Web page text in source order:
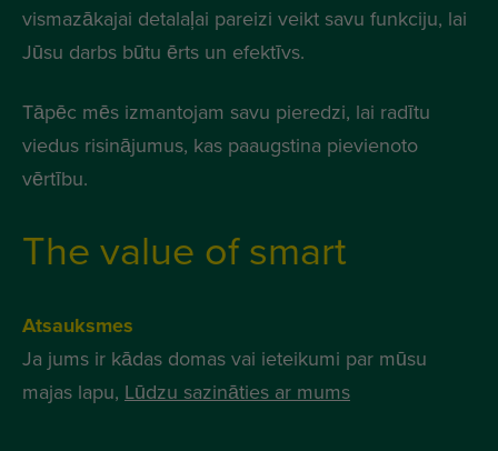
vismazākajai detalaļai pareizi veikt savu funkciju, lai
Jūsu darbs būtu ērts un efektīvs.
Tāpēc mēs izmantojam savu pieredzi, lai radītu
viedus risinājumus, kas paaugstina pievienoto
vērtību.
The value of smart
Atsauksmes
Ja jums ir kādas domas vai ieteikumi par mūsu
majas lapu, Lūdzu sazināties ar mums